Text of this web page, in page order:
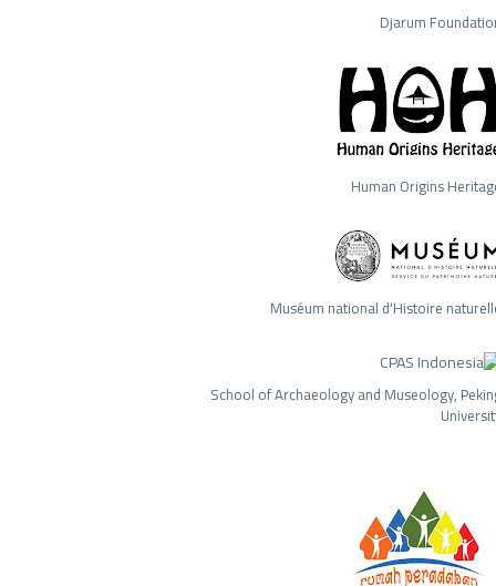
Djarum
Human Origins
Muséum national d'Histoire
School of Archaeology and Museology,